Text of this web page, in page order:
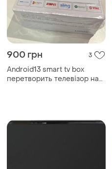
900 грн 3
Android13 smart tv box
перетворить телевізор на